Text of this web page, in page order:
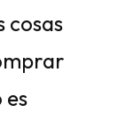
cosas
es